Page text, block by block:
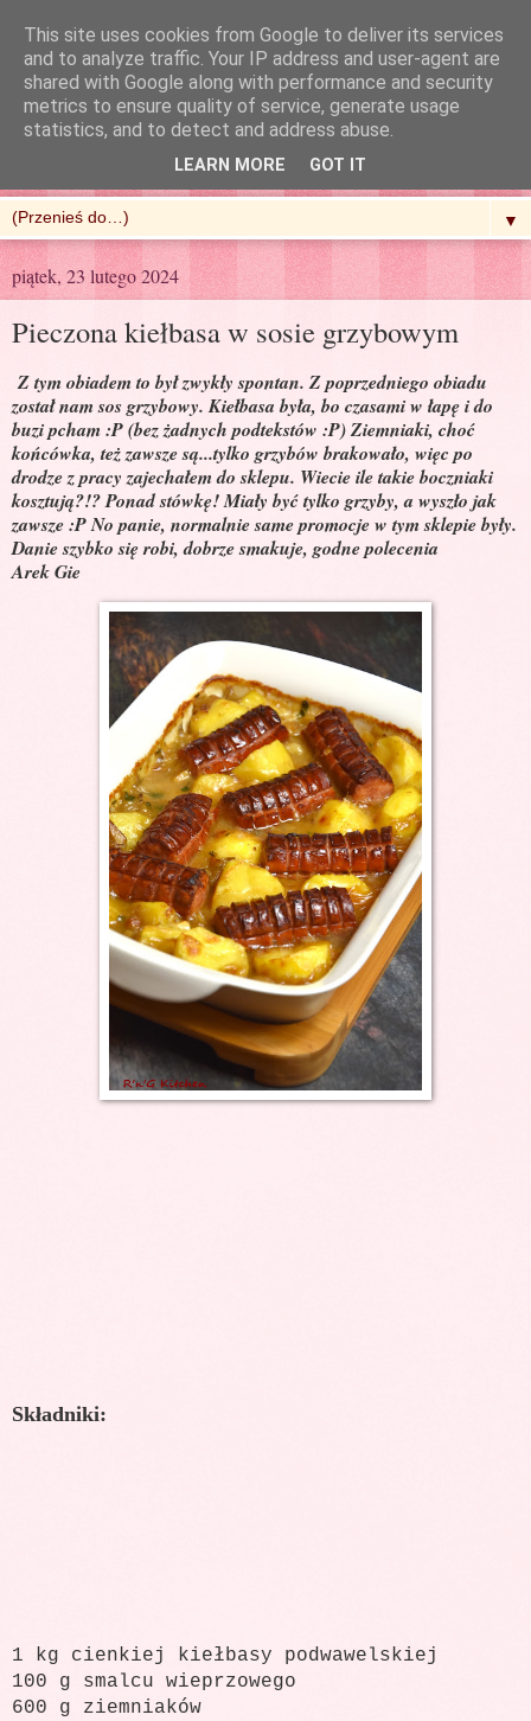
R'n'G Kitchen
▼
piątek, 23 lutego 2024
Pieczona kiełbasa w sosie grzybowym
Z tym obiadem to był zwykły spontan. Z poprzedniego obiadu
został nam sos grzybowy. Kiełbasa była, bo czasami w łapę i do
buzi pcham :P (bez żadnych podtekstów :P) Ziemniaki, choć
końcówka, też zawsze są...tylko grzybów brakowało, więc po
drodze z pracy zajechałem do sklepu. Wiecie ile takie boczniaki
kosztują?!? Ponad stówkę! Miały być tylko grzyby, a wyszło jak
zawsze :P No panie, normalnie same promocje w tym sklepie były.
Danie szybko się robi, dobrze smakuje, godne polecenia
Arek Gie
Składniki:
1 kg cienkiej kiełbasy podwawelskiej
100 g smalcu wieprzowego
600 g ziemniaków
This site uses cookies from Google to deliver its services
and to analyze traffic. Your IP address and user-agent are
shared with Google along with performance and security
metrics to ensure quality of service, generate usage
statistics, and to detect and address abuse.
LEARN MORE GOT IT